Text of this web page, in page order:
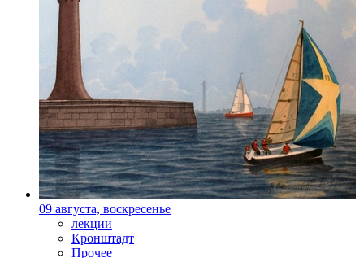
09 августа, воскресенье
лекции
Кронштадт
Прочее